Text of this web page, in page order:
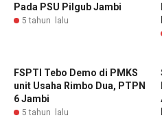
Pada PSU Pilgub Jambi
5 tahun lalu
FSPTI Tebo Demo di PMKS
unit Usaha Rimbo Dua, PTPN
6 Jambi
5 tahun lalu